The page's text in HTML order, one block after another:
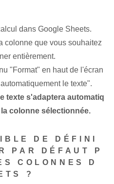
dans Google Sheets.
colonne que vous souhaitez
entièrement.
"Format" en haut de l'écran
le texte".
texte s'adaptera automatiq
colonne sélectionnée.
DE DÉFINI
PAR DÉFAUT P
COLONNES D
?